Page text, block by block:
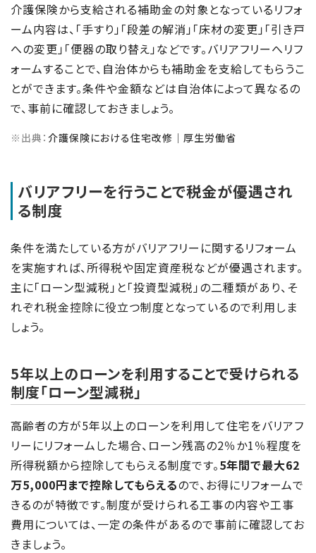
介護保険から支給される補助金の対象となっているリフォ
ーム内容は、「手すり」「段差の解消」「床材の変更」「引き戸
への変更」「便器の取り替え」などです。バリアフリーへリフ
ォームすることで、自治体からも補助金を支給してもらうこ
とができます。条件や金額などは自治体によって異なるの
で、事前に確認しておきましょう。
※出典： 介護保険における住宅改修｜厚生労働省
バリアフリーを行うことで税金が優遇され
る制度
条件を満たしている方がバリアフリーに関するリフォーム
を実施すれば、所得税や固定資産税などが優遇されます。
主に「ローン型減税」と「投資型減税」の二種類があり、そ
れぞれ税金控除に役立つ制度となっているので利用しま
しょう。
5年以上のローンを利用することで受けられる
制度「ローン型減税」
高齢者の方が5年以上のローンを利用して住宅をバリアフ
リーにリフォームした場合、ローン残高の2％か1％程度を
所得税額から控除してもらえる制度です。5年間で最大62
万5,000円まで控除してもらえるので、お得にリフォームで
きるのが特徴です。制度が受けられる工事の内容や工事
費用については、一定の条件があるので事前に確認してお
きましょう。